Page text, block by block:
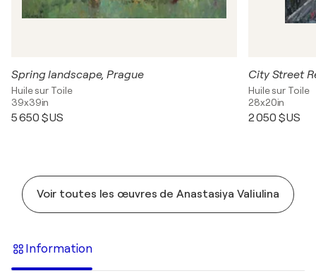
Spring landscape, Prague
Huile sur Toile
39x39in
5 650 $US
City Street
Huile sur Toile
28x20in
2 050 $US
Voir toutes les œuvres de Anastasiya Valiulina
Information